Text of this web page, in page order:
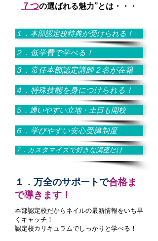
７つの選ばれる魅力”とは・・・
１．本部認定校特典が受けられる！
２．低学費で学べる！
３．常任本部認定講師２名が在籍
４．特殊技能を身につけられる！
５．通いやすい立地・土日も開校
６．学びやすい安心受講制度
７．カスタマイズで好きな講座だけ
１．万全のサポートで合格ま
で導きます！
本部認定校だからネイルの最新情報をいち早
くキャッチ！
認定校カリキュラムでしっかりと学べる！